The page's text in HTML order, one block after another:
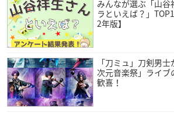
美麗なグラフィックで描かれる３Dモ
い「刀剣乱舞」の世界を体験できます。
アニメイトで購入 Amazonで購
みんなが選ぶ「山谷
ラといえば？」
2年版】
「刀ミュ」刀剣男
次元音楽祭」ライ
歓喜！